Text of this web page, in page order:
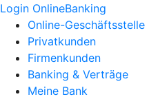
Login OnlineBanking
Online-Geschäftsstelle
Privatkunden
Firmenkunden
Banking & Verträge
Meine Bank